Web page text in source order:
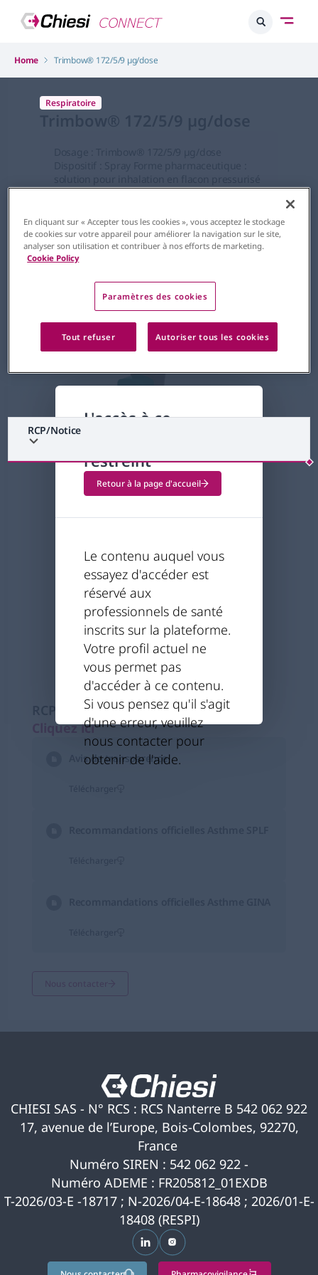
Home Trimbow® 172/5/9 µg/dose
Respiratoire
solution pour inhalation en flacon pressurisé
DCI : dipropionate de béclométasone /
glycopyrronium
L'accès à ce
restreint
Retour à la page d'accueil
Le contenu auquel vous
essayez d'accéder est
réservé aux
professionnels de santé
inscrits sur la plateforme.
Votre profil actuel ne
vous permet pas
d'accéder à ce contenu.
Si vous pensez qu'il s'agit
d'une erreur, veuillez
nous contacter pour
obtenir de l'aide.
RCP/Notice
RCP/Notice
Cliquez icis’ouvre dans un nouvel onglet
Avis de transparence
Nous contacter
CHIESI SAS - N° RCS : RCS Nanterre B 542 062 922
17, avenue de l’Europe, Bois-Colombes, 92270,
France
Numéro SIREN : 542 062 922 -
Numéro ADEME : FR205812_01EXDB
T-2026/03-E -18717 ; N-2026/04-E-18648 ; 2026/01-E-
18408 (RESPI)
s’ouvre dans un nouvel onglet
s’ouvre dans un nouvel
En cliquant sur « Accepter tous les cookies », vous acceptez le stockage
de cookies sur votre appareil pour améliorer la navigation sur le site,
analyser son utilisation et contribuer à nos efforts de marketing.
Cookie Policy
Paramètres des cookies
Tout refuser Autoriser tous les cookies